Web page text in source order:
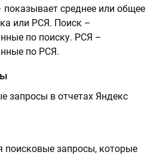
среднее или общее
или РСЯ. Поиск –
по поиску. РСЯ –
по РСЯ.
поисковые запросы, которые